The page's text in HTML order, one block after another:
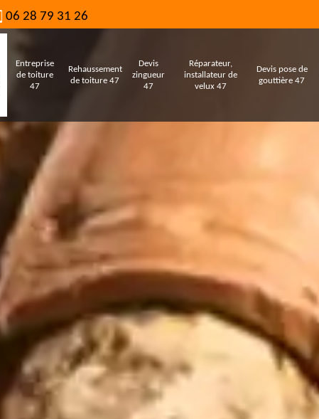
06 28 79 31 26
Entreprise
de toiture
47
Rehaussement
de toiture 47
Devis
zingueur
47
Réparateur,
installateur de
velux 47
Devis pose de
gouttière 47